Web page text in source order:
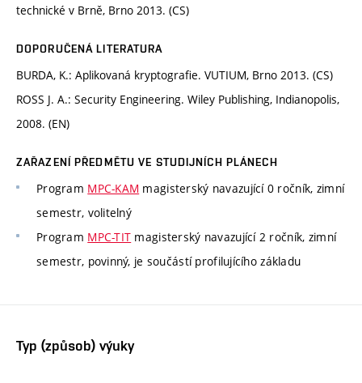
technické v Brně, Brno 2013. (CS)
DOPORUČENÁ LITERATURA
BURDA, K.: Aplikovaná kryptografie. VUTIUM, Brno 2013. (CS)
ROSS J. A.: Security Engineering. Wiley Publishing, Indianopolis,
2008. (EN)
ZAŘAZENÍ PŘEDMĚTU VE STUDIJNÍCH PLÁNECH
Program MPC-KAM magisterský navazující 0 ročník, zimní
semestr, volitelný
Program MPC-TIT magisterský navazující 2 ročník, zimní
semestr, povinný, je součástí profilujícího základu
Typ (způsob) výuky